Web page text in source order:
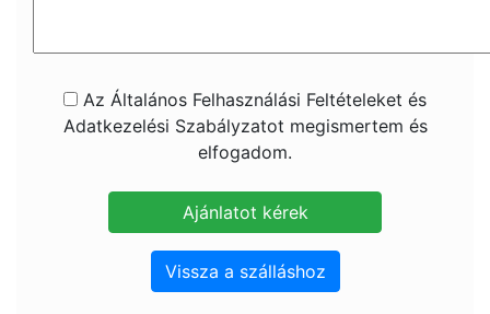
Az Általános Felhasználási Feltételeket és
Adatkezelési Szabályzatot megismertem és
elfogadom.
Vissza a szálláshoz